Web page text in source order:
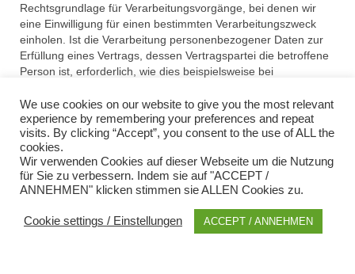
Rechtsgrundlage für Verarbeitungsvorgänge, bei denen wir
eine Einwilligung für einen bestimmten Verarbeitungszweck
einholen. Ist die Verarbeitung personenbezogener Daten zur
Erfüllung eines Vertrags, dessen Vertragspartei die betroffene
Person ist, erforderlich, wie dies beispielsweise bei
Waren oder die Erbringung einer sonstigen Leistung oder
Gegenleistung notwendig sind, so beruht die Verarbeitung auf
Art. 6 I lit. b DS-GVO. Gleiches gilt für solche
Verarbeitungsvorgänge die zur Durchführung vorvertraglicher
Maßnahmen erforderlich sind, etwa in Fällen von Anfragen zur
unseren Produkten oder Leistungen. Unterliegt unser
Unternehmen einer rechtlichen Verpflichtung durch welche
eine Verarbeitung von personenbezogenen Daten erforderlich
wird, wie beispielsweise zur Erfüllung steuerlicher Pflichten, so
We use cookies on our website to give you the most relevant
experience by remembering your preferences and repeat
visits. By clicking “Accept”, you consent to the use of ALL the
cookies.
Wir verwenden Cookies auf dieser Webseite um die Nutzung
für Sie zu verbessern. Indem sie auf "ACCEPT /
ANNEHMEN" klicken stimmen sie ALLEN Cookies zu.
Cookie settings / Einstellungen ACCEPT / ANNEHMEN